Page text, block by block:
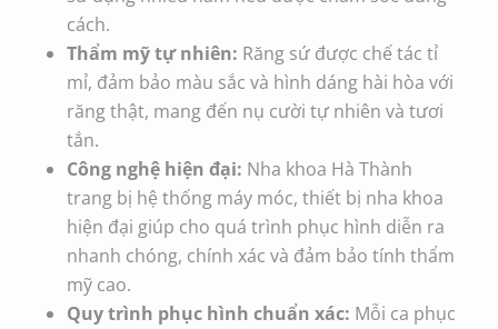
cách.
Thẩm mỹ tự nhiên: Răng sứ được chế tác tỉ
mỉ, đảm bảo màu sắc và hình dáng hài hòa với
răng thật, mang đến nụ cười tự nhiên và tươi
tắn.
Công nghệ hiện đại: Nha khoa Hà Thành
trang bị hệ thống máy móc, thiết bị nha khoa
hiện đại giúp cho quá trình phục hình diễn ra
nhanh chóng, chính xác và đảm bảo tính thẩm
mỹ cao.
Quy trình phục hình chuẩn xác: Mỗi ca phục